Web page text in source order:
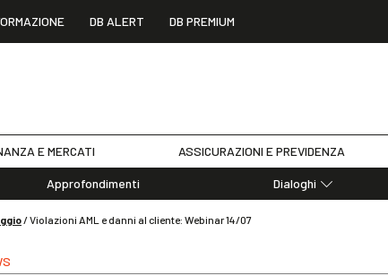
DB ALERT DB PREMIUM
E MERCATI ASSICURAZIONI E PREVIDENZA
Approfondimenti
Dialoghi
/Violazioni AML e danni al cliente: Webinar 14/07